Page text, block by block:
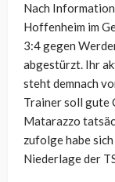
Nach
Hoffenheim im
3:4 gegen
abgestürzt. Ihr
steht demnach
Trainer soll gute
Matarazzo
zufolge habe
Niederlage der